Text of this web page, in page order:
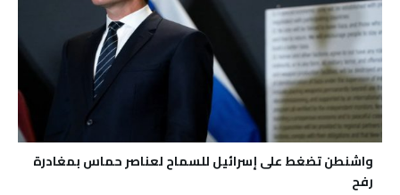
واشنطن تضغط على إسرائيل للسماح لعناصر حماس بمغادرة
رفح